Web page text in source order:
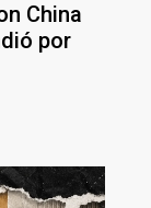
China
por